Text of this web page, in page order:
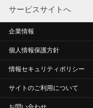
サービスサイトへ
企業情報
個人情報保護方針
情報セキュリティポリシー
サイトのご利用について